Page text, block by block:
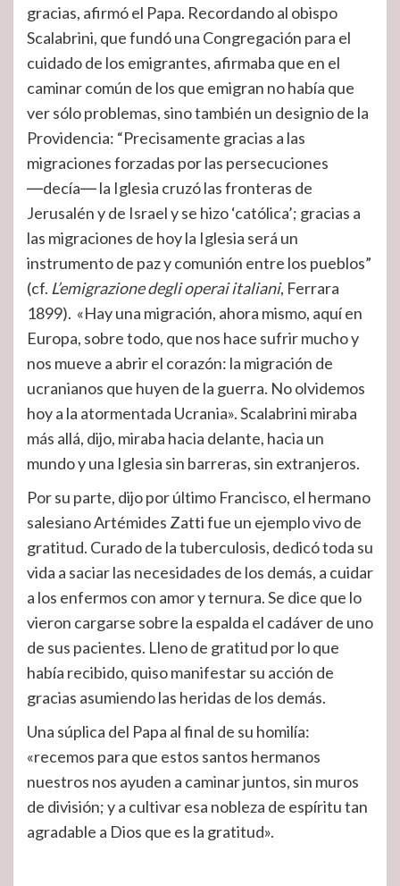
gracias, afirmó el Papa. Recordando al obispo
Scalabrini, que fundó una Congregación para el
cuidado de los emigrantes, afirmaba que en el
caminar común de los que emigran no había que
ver sólo problemas, sino también un designio de la
Providencia: “Precisamente gracias a las
migraciones forzadas por las persecuciones
―decía― la Iglesia cruzó las fronteras de
Jerusalén y de Israel y se hizo ‘católica’; gracias a
las migraciones de hoy la Iglesia será un
instrumento de paz y comunión entre los pueblos”
(cf. L’emigrazione degli operai italiani, Ferrara
1899). «Hay una migración, ahora mismo, aquí en
Europa, sobre todo, que nos hace sufrir mucho y
nos mueve a abrir el corazón: la migración de
ucranianos que huyen de la guerra. No olvidemos
hoy a la atormentada Ucrania». Scalabrini miraba
más allá, dijo, miraba hacia delante, hacia un
mundo y una Iglesia sin barreras, sin extranjeros.
Por su parte, dijo por último Francisco, el hermano
salesiano Artémides Zatti fue un ejemplo vivo de
gratitud. Curado de la tuberculosis, dedicó toda su
vida a saciar las necesidades de los demás, a cuidar
a los enfermos con amor y ternura. Se dice que lo
vieron cargarse sobre la espalda el cadáver de uno
de sus pacientes. Lleno de gratitud por lo que
había recibido, quiso manifestar su acción de
gracias asumiendo las heridas de los demás.
Una súplica del Papa al final de su homilía:
«recemos para que estos santos hermanos
nuestros nos ayuden a caminar juntos, sin muros
de división; y a cultivar esa nobleza de espíritu tan
agradable a Dios que es la gratitud».